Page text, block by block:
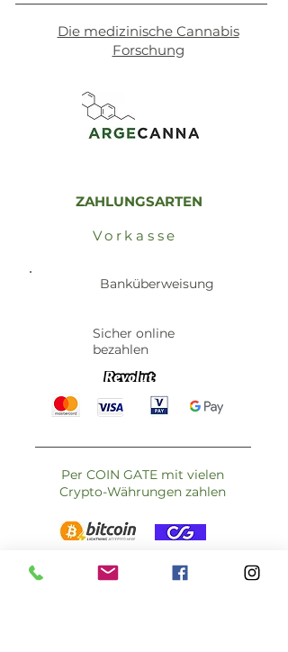
Die medizinische Cannabis
Forschung
ZAHLUNGSARTEN
Vorkasse
Banküberweisung
Sicher online
bezahlen
Per COIN GATE mit vielen
Crypto-Währungen zahlen